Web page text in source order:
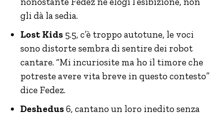
gli dà la sedia.
Lost Kids 5.5, c’è troppo autotune, le voci
sono distorte sembra di sentire dei robot
cantare. “Mi incuriosite ma ho il timore che
potreste avere vita breve in questo contesto”
dice Fedez.
Deshedus6, cantano un loro inedito senza